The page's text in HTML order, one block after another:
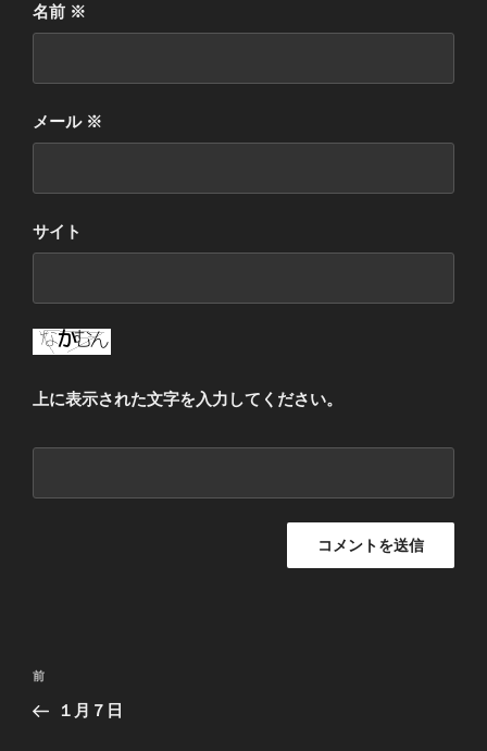
名前 ※
メール ※
サイト
上に表示された文字を入力してください。
投
ナ
過
去
前
１月７日